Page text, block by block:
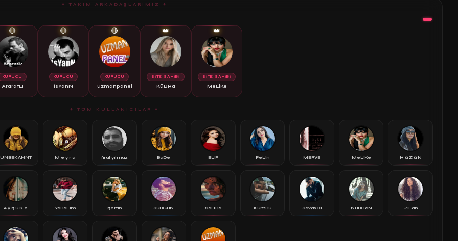
✦ TAKIM ARKADAŞLARIMIZ ✦
🔴
KURUCU
AraratLı
🔴
KURUCU
İsYanN
🔴
KURUCU
uzmanpanel
👑
SİTE SAHİBİ
KüBRa
👑
SİTE SAHİBİ
MeLiKe
✦ TÜM KULLANICILAR ✦
UNBEKANNT M e y r a fırat yılmaz BaDe ELiF PeLin MERVE MeLiKe H ü Z ü N
A y ß ü K e YaRaLim ßerfin SüRGüN SäHRä KumRu SavasCi NuRCaN ZiLan